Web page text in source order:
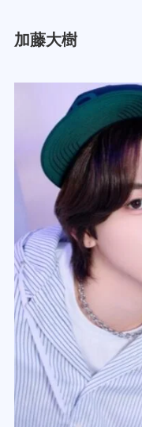
加藤大樹